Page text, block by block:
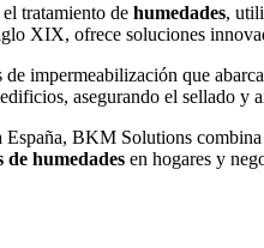
tratamiento de humedades,
XIX, ofrece soluciones
de impermeabilización que
asegurando el sellado
España, BKM Solutions
humedades en hogares y